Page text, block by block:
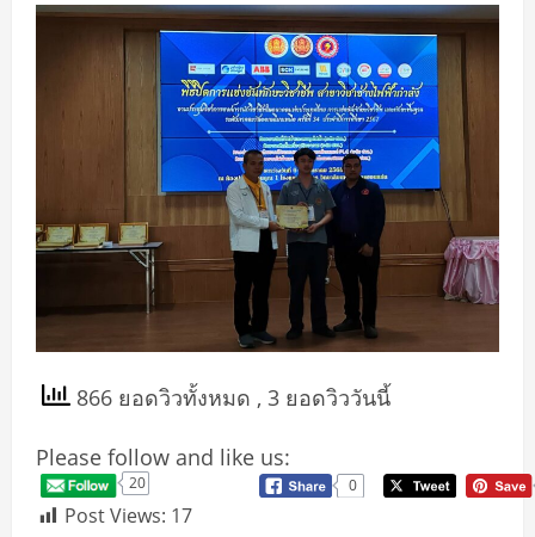
866 ยอดวิวทั้งหมด , 3 ยอดวิววันนี้
Please follow and like us:
20 0
Post Views: 17